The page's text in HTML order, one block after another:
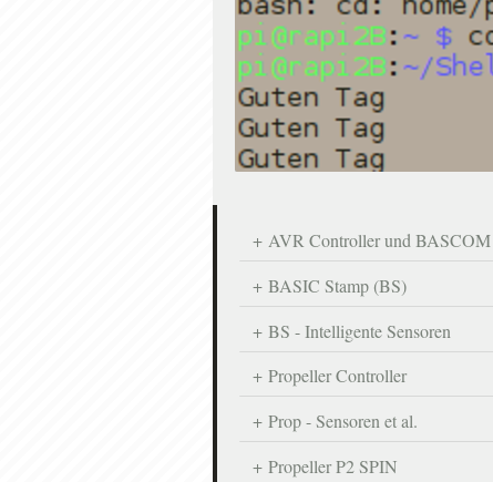
AVR Controller und BASCOM
BASIC Stamp (BS)
BS - Intelligente Sensoren
Propeller Controller
Prop - Sensoren et al.
Propeller P2 SPIN